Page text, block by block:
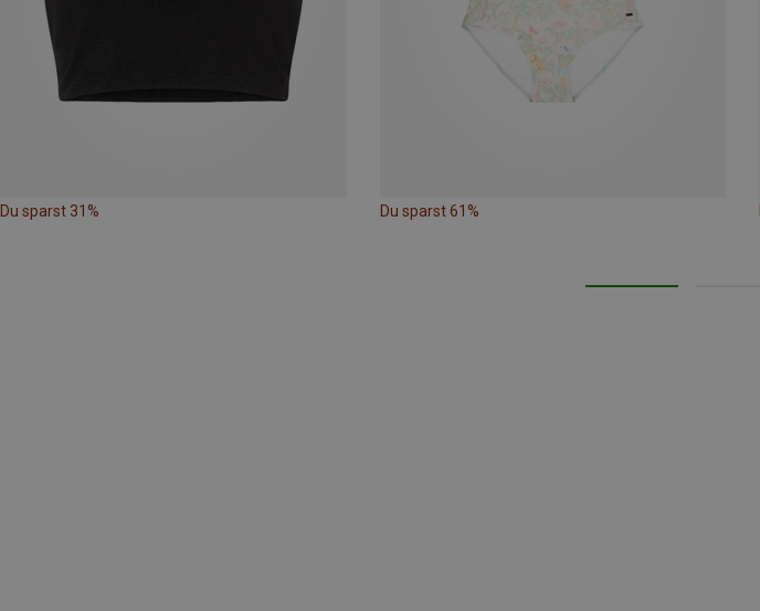
Du sparst 31% Du sparst 61%